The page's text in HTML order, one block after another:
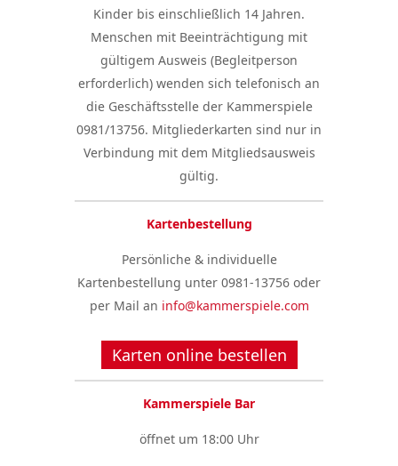
Kinder bis einschließlich 14 Jahren.
Menschen mit Beeinträchtigung mit
gültigem Ausweis (Begleitperson
erforderlich) wenden sich telefonisch an
die Geschäftsstelle der Kammerspiele
0981/13756. Mitgliederkarten sind nur in
Verbindung mit dem Mitgliedsausweis
gültig.
Kartenbestellung
Persönliche & individuelle
Kartenbestellung unter 0981-13756 oder
per Mail an info@kammerspiele.com
Karten online bestellen
Kammerspiele Bar
öffnet um 18:00 Uhr